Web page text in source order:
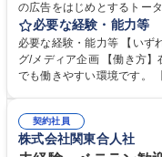
の広告をはじめとするトー
す。クライアントは、観光
や事業を推進したい国内外の行政や企業で
き方』は海外旅行ガイドブ
も牽引しております。観光
に、インバウンドのトップ
り、日常です。旅好きにはこれ以上ない
必要な経験・能力等
必要な経験・能力等 【いず
グ/メディア企画 【働き方
でも働きやすい環境です。 【魅力】 ■海外旅行ガイドブックのシェアNo.1
であり、「地球の歩き方」
バーとして活躍いただきます。 学歴・資格 学歴：大学院 大学 語学
契約社員
株式会社関東合人社